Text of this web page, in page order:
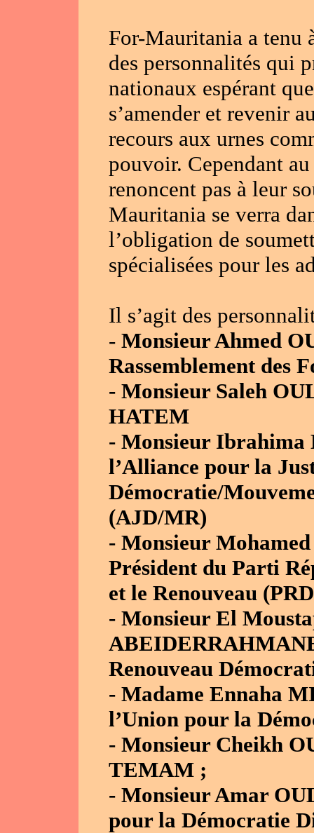
For-Mauritania a tenu
des personnalités qui
nationaux espérant
s’amender et revenir
recours aux urnes
pouvoir. Cependant
renoncent pas à leur
Mauritania se verra
l’obligation de
spécialisées pour les
Il s’agit des
- Monsieur Ahmed
Rassemblement des
- Monsieur Saleh
HATEM
- Monsieur Ibrahima
l’Alliance pour la
Démocratie/
(AJD/MR)
- Monsieur
Président du Parti
et le Renouveau
- Monsieur El
Renouveau
- Madame Ennaha
l’Union pour la
- Monsieur Cheikh
TEMAM ;
- Monsieur Amar
pour la Démocratie